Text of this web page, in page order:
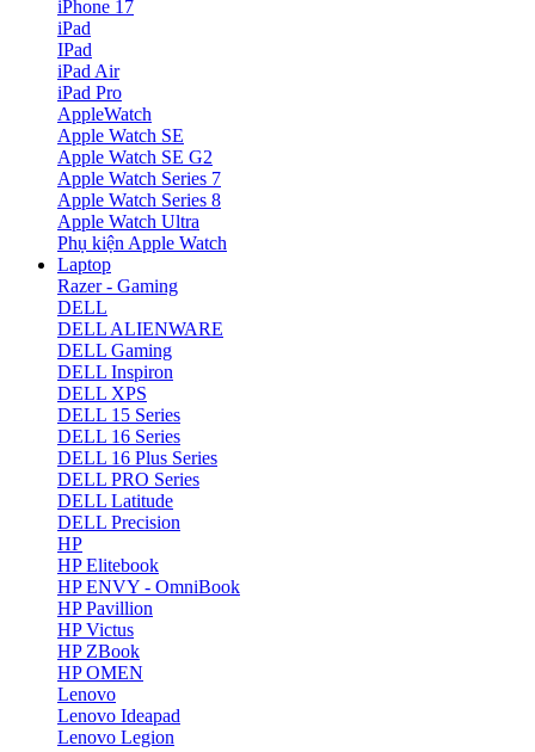
iPhone 17
iPad
IPad
iPad Air
iPad Pro
AppleWatch
Apple Watch SE
Apple Watch SE G2
Apple Watch Series 7
Apple Watch Series 8
Apple Watch Ultra
Phụ kiện Apple Watch
Laptop
Razer - Gaming
DELL
DELL ALIENWARE
DELL Gaming
DELL Inspiron
DELL XPS
DELL 15 Series
DELL 16 Series
DELL 16 Plus Series
DELL PRO Series
DELL Latitude
DELL Precision
HP
HP Elitebook
HP ENVY - OmniBook
HP Pavillion
HP Victus
HP ZBook
HP OMEN
Lenovo
Lenovo Ideapad
Lenovo Legion